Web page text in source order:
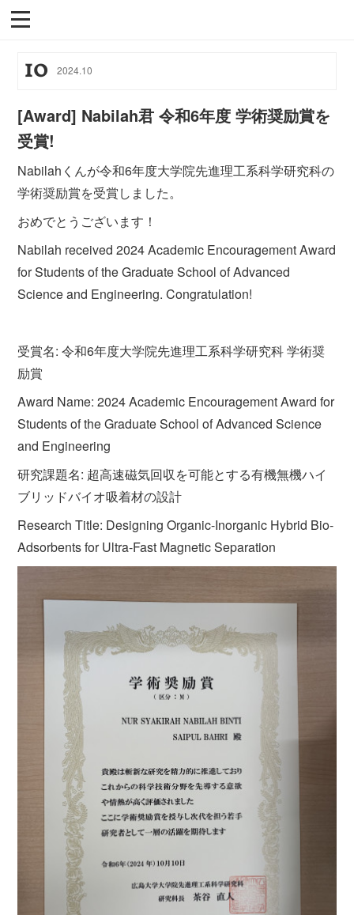
10 2024.10
[Award] Nabilah君 令和6年度 学術奨励賞を
受賞!
Nabilahくんが令和6年度大学院先進理工系科学研究科の
学術奨励賞を受賞しました。
おめでとうございます！
Nabilah received 2024 Academic Encouragement Award
for Students of the Graduate School of Advanced
Science and Engineering. Congratulation!
受賞名: 令和6年度大学院先進理工系科学研究科 学術奨
励賞
Award Name: 2024 Academic Encouragement Award for
Students of the Graduate School of Advanced Science
and Engineering
研究課題名: 超高速磁気回収を可能とする有機無機ハイ
ブリッドバイオ吸着材の設計
Research Title: Designing Organic-Inorganic Hybrid Bio-
Adsorbents for Ultra-Fast Magnetic Separation